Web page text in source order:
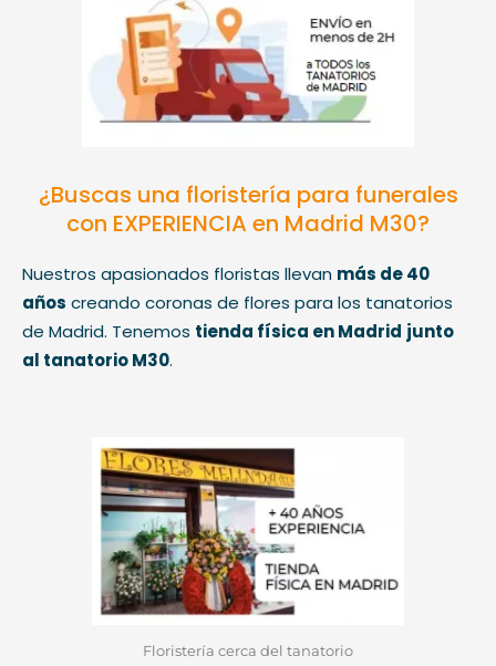
¿Buscas una floristería para funerales
con EXPERIENCIA en Madrid M30?
Nuestros apasionados floristas llevan más de 40
años creando coronas de flores para los tanatorios
de Madrid. Tenemos tienda física en Madrid junto
al tanatorio M30.
Floristería cerca del tanatorio